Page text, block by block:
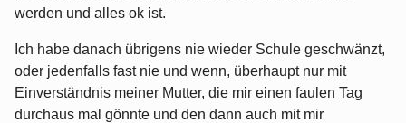
werden und alles ok ist.
Ich habe danach übrigens nie wieder Schule geschwänzt,
oder jedenfalls fast nie und wenn, überhaupt nur mit
Einverständnis meiner Mutter, die mir einen faulen Tag
durchaus mal gönnte und den dann auch mit mir